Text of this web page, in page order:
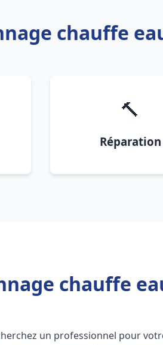
chauffe
🔨
Réparation
chauffe
un professionnel pour